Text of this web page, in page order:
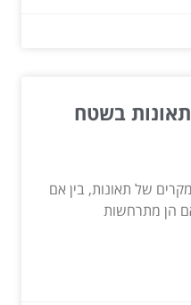
בשטח
של תאונות, בין אם
הן מתרחשות